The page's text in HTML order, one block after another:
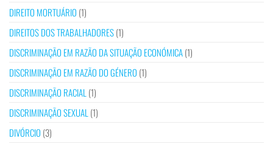
DIREITO MORTUÁRIO (1)
DIREITOS DOS TRABALHADORES(1)
DISCRIMINAÇÃO EM RAZÃO DA SITUAÇÃO ECONÓMICA(1)
DISCRIMINAÇÃO EM RAZÃO DO GÉNERO (1)
DISCRIMINAÇÃO RACIAL (1)
DISCRIMINAÇÃO SEXUAL (1)
DIVÓRCIO (3)